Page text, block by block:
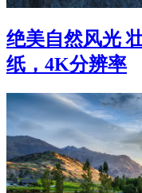
绝美自然风光
纸，4K分辨率